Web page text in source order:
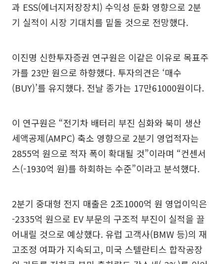
과 ESS(에너지저장장치) 수익성 둔화 영향으로 2분
기 실적이 시장 기대치를 밑돌 것으로 전망했다.
이진명 신한투자증권 연구원은 이같은 이유로 목표주
가를 23만 원으로 하향했다. 투자의견은 ‘매수
(BUY)’를 유지했다. 전날 종가는 17만61000원이다.
이 연구원은 “전기차 배터리 부진 심화와 북미 생산
세액공제(AMPC) 축소 영향으로 2분기 영업적자는
2855억 원으로 적자 폭이 확대될 것”이라며 “컨센서
스(-1930억 원)를 하회하는 수준”이라고 분석했다.
2분기 중대형 전지 매출은 2조1000억 원 영업이익은
-2335억 원으로 EV 부문의 구조적 부진이 실적을 끌
어내릴 것으로 예상했다. 유럽 고객사(BMW 등)의 재
고조정 여파가 지속되고, 미국 스텔란티스 합작공장